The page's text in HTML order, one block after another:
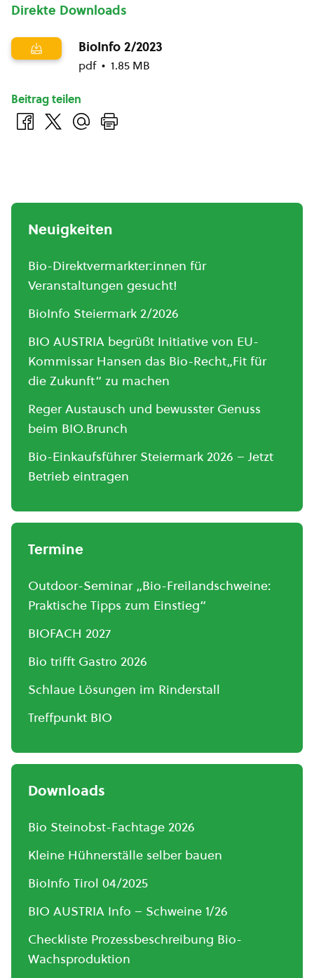
Direkte Downloads
BioInfo 2/2023
pdf 1.85 MB
Beitrag teilen
Neuigkeiten
Bio-Direktvermarkter:innen für
Veranstaltungen gesucht!
BioInfo Steiermark 2/2026
BIO AUSTRIA begrüßt Initiative von EU-
Kommissar Hansen das Bio-Recht„Fit für
die Zukunft“ zu machen
Reger Austausch und bewusster Genuss
beim BIO.Brunch
Bio-Einkaufsführer Steiermark 2026 – Jetzt
Betrieb eintragen
Termine
Outdoor-Seminar „Bio-Freilandschweine:
Praktische Tipps zum Einstieg“
BIOFACH 2027
Bio trifft Gastro 2026
Schlaue Lösungen im Rinderstall
Treffpunkt BIO
Downloads
Bio Steinobst-Fachtage 2026
Kleine Hühnerställe selber bauen
BioInfo Tirol 04/2025
BIO AUSTRIA Info – Schweine 1/26
Checkliste Prozessbeschreibung Bio-
Wachsproduktion